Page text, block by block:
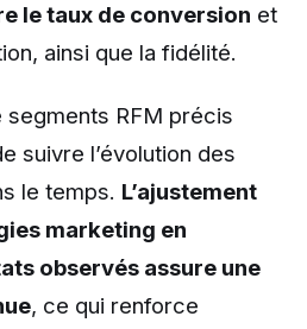
le taux de conversion et
ainsi que la fidélité.
segments RFM précis
suivre l’évolution des
le temps. L’ajustement
marketing en
observés assure une
, ce qui renforce